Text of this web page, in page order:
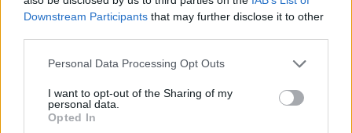
Downstream Participants that may further disclose it to other
Please note that this website/app uses one or more Google
not limited to your visit or usage behaviour. You may click to
grant or deny consent to Google and its third-party tags to
use your data for below specified purposes in below Google
Personal Data Processing Opt Outs
I want to opt-out of the Sharing of my
personal data.
Opted In